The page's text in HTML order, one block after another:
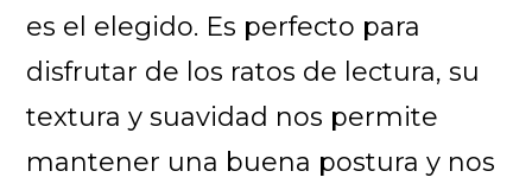
es el elegido. Es perfecto para
disfrutar de los ratos de lectura, su
textura y suavidad nos permite
mantener una buena postura y nos